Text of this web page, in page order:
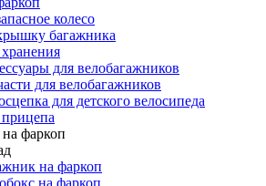
колесо
багажника
для велобагажников
для велобагажников
для детского велосипеда
фаркоп
на фаркоп
на фаркоп